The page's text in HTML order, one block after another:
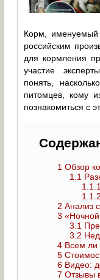
Корм, именуемый
российским
для кормления
участие
понять,
питомцев, кому
познакомиться с
1 Обзор
1.1
1.1.1
1.1.2
2 Анализ
3
3.1
3.2
4 Всем ли
5
6 Видео:
7 Отзывы